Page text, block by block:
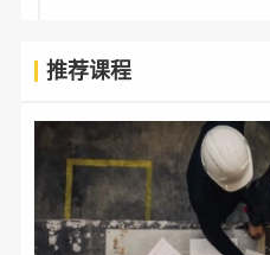
推荐课程